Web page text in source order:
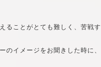
ことがとても難しく、苦戦す
イメージをお聞きした時に